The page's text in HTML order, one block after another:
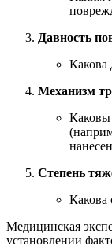
Давность
Какова
Механизм
Каковы
Степень
Какова
Медицинская
установлении